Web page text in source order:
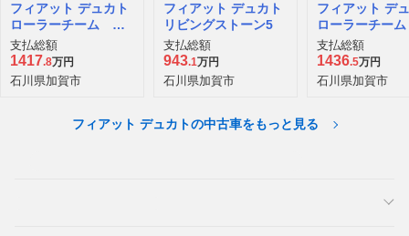
フィアット デュカト
ローラーチーム リ
ビングストンK2
支払総額
1417.8万円
石川県加賀市
フィアット デュカト
リビングストーン5
支払総額
943.1万円
石川県加賀市
フィアット デ
ローラーチー
ビングストー
支払総額
1436.5万円
石川県加賀市
フィアット デュカトの中古車をもっと見る